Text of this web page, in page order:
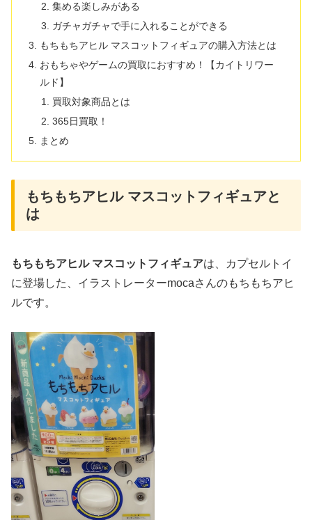
集める楽しみがある
ガチャガチャで手に入れることができる
もちもちアヒル マスコットフィギュアの購入方法とは
おもちゃやゲームの買取におすすめ！【カイトリワー
ルド】
買取対象商品とは
365日買取！
まとめ
もちもちアヒル マスコットフィギュアと
は
もちもちアヒル マスコットフィギュアは、カプセルトイ
に登場した、イラストレーターmocaさんのもちもちアヒ
ルです。